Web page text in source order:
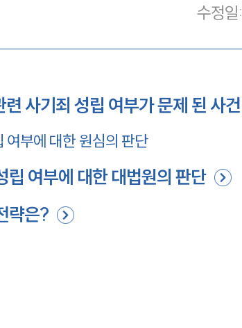
수정일:
사기죄 성립 여부가 문제 된 사건
여부에 대한 원심의 판단
립 여부에 대한 대법원의 판단
략은?